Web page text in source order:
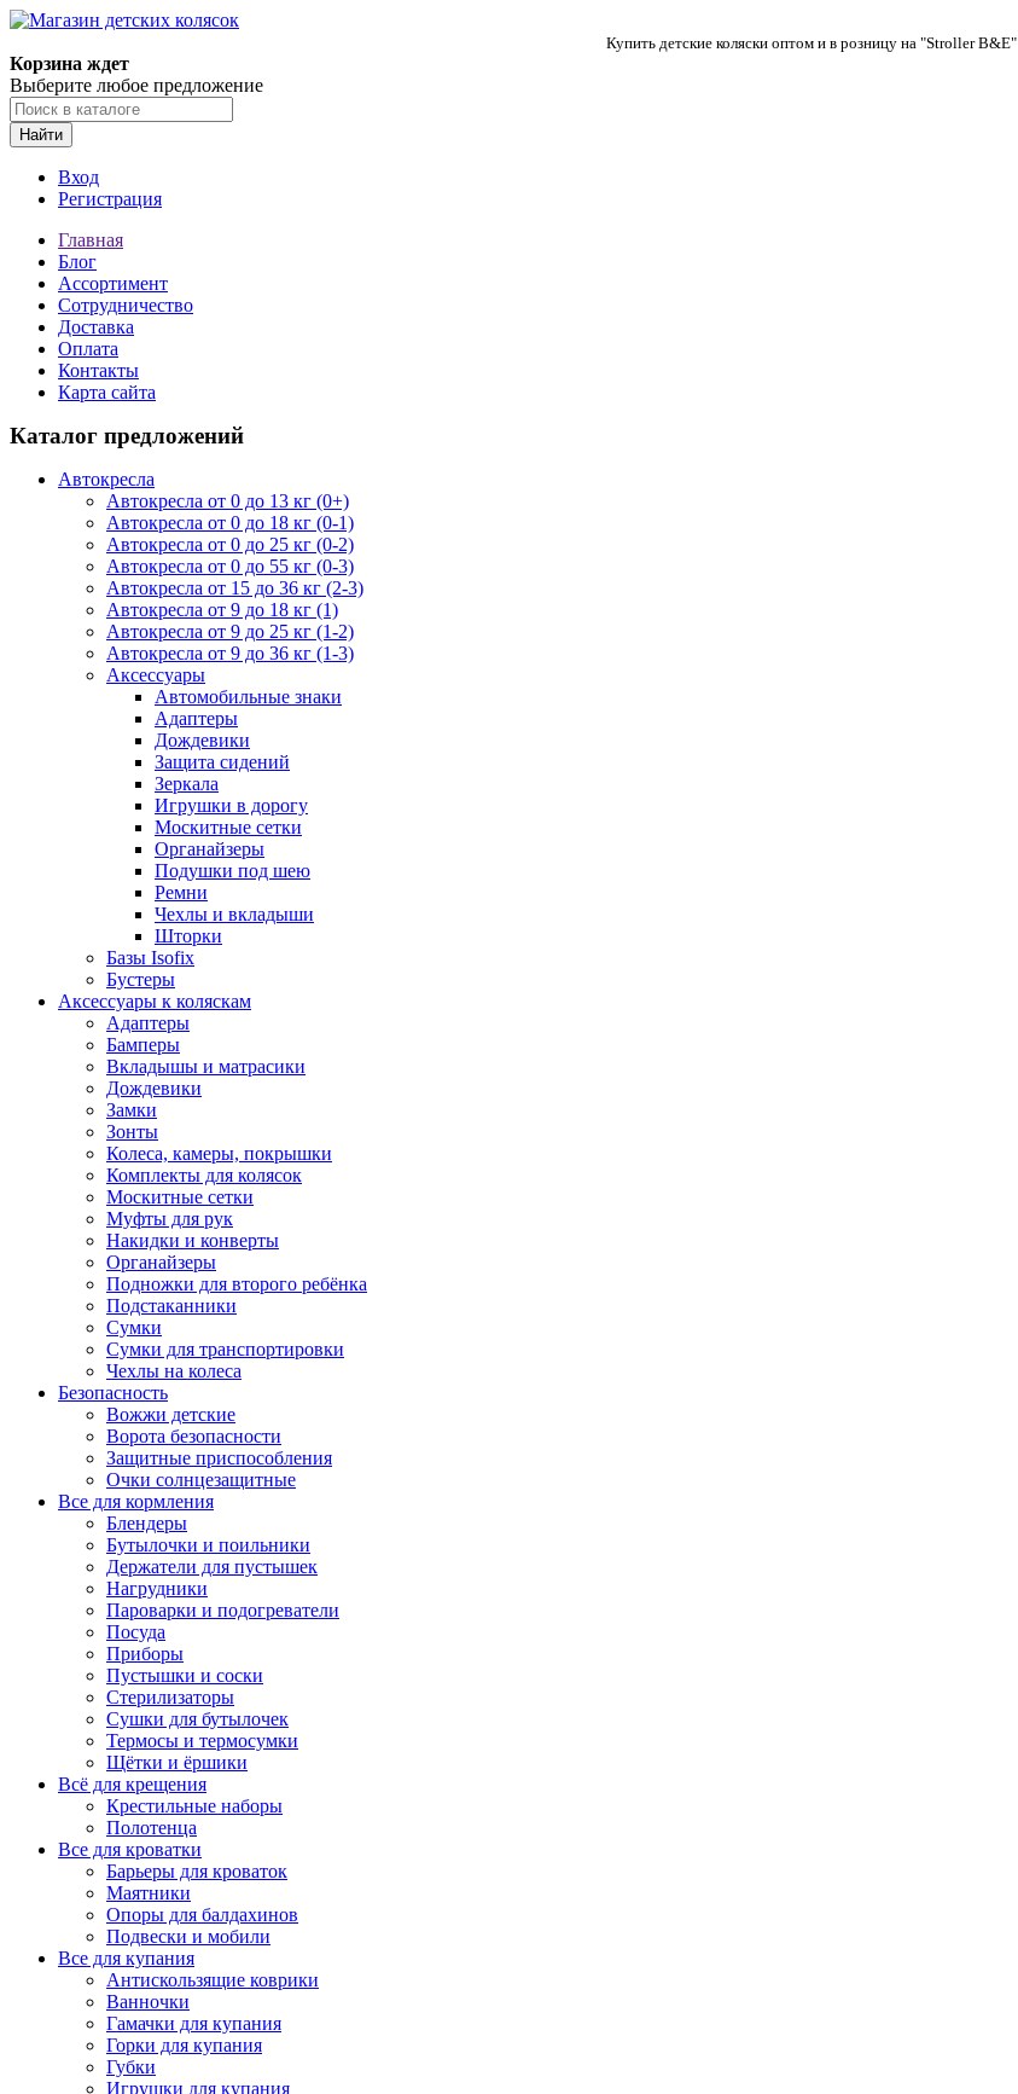
Купить детские коляски оптом и в розницу на "Stroller B&E"
Корзина ждет
Выберите любое предложение
Найти
Вход
Регистрация
Главная
Блог
Ассортимент
Сотрудничество
Доставка
Оплата
Контакты
Карта сайта
Каталог предложений
Автокресла
Автокресла от 0 до 13 кг (0+)
Автокресла от 0 до 18 кг (0-1)
Автокресла от 0 до 25 кг (0-2)
Автокресла от 0 до 55 кг (0-3)
Автокресла от 15 до 36 кг (2-3)
Автокресла от 9 до 18 кг (1)
Автокресла от 9 до 25 кг (1-2)
Автокресла от 9 до 36 кг (1-3)
Аксессуары
Автомобильные знаки
Адаптеры
Дождевики
Защита сидений
Зеркала
Игрушки в дорогу
Москитные сетки
Органайзеры
Подушки под шею
Ремни
Чехлы и вкладыши
Шторки
Базы Isofix
Бустеры
Аксессуары к коляскам
Адаптеры
Бамперы
Вкладышы и матрасики
Дождевики
Замки
Зонты
Колеса, камеры, покрышки
Комплекты для колясок
Москитные сетки
Муфты для рук
Накидки и конверты
Органайзеры
Подножки для второго ребёнка
Подстаканники
Сумки
Сумки для транспортировки
Чехлы на колеса
Безопасность
Вожжи детские
Ворота безопасности
Защитные приспособления
Очки солнцезащитные
Все для кормления
Блендеры
Бутылочки и поильники
Держатели для пустышек
Нагрудники
Пароварки и подогреватели
Посуда
Приборы
Пустышки и соски
Стерилизаторы
Сушки для бутылочек
Термосы и термосумки
Щётки и ёршики
Всё для крещения
Крестильные наборы
Полотенца
Все для кроватки
Барьеры для кроваток
Маятники
Опоры для балдахинов
Подвески и мобили
Все для купания
Антискользящие коврики
Ванночки
Гамачки для купания
Горки для купания
Губки
Игрушки для купания